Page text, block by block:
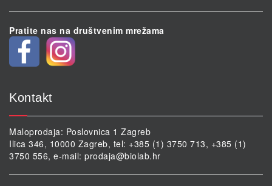
Pratite nas na društvenim mrežama
Kontakt
Maloprodaja: Poslovnica 1 Zagreb
Ilica 346, 10000 Zagreb, tel: +385 (1) 3750 713, +385 (1)
3750 556, e-mail: prodaja@biolab.hr